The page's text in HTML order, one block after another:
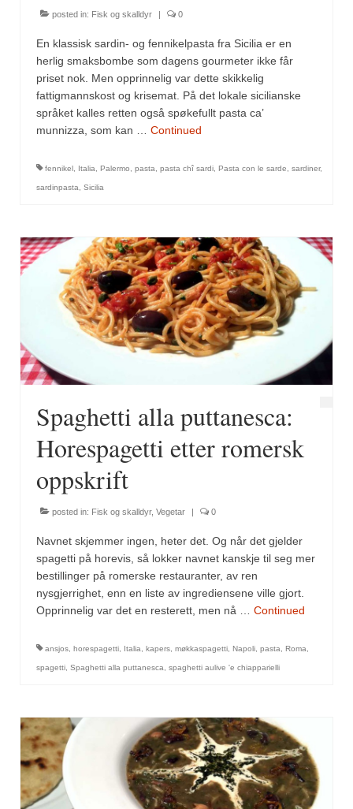
posted in: Fisk og skalldyr | 0
En klassisk sardin- og fennikelpasta fra Sicilia er en
herlig smaksbombe som dagens gourmeter ikke får
priset nok. Men opprinnelig var dette skikkelig
fattigmannskost og krisemat. På det lokale sicilianske
språket kalles retten også spøkefullt pasta ca’
munnizza, som kan … Continued
fennikel Italia Palermo pasta pasta chî sardi Pasta con le sarde sardiner,
sardinpasta Sicilia
Spaghetti alla puttanesca:
Horespagetti etter romersk
oppskrift
posted in: Fisk og skalldyr, Vegetar 0
Navnet skjemmer ingen, heter det. Og når det gjelder
spagetti på horevis, så lokker navnet kanskje til seg mer
bestillinger på romerske restauranter, av ren
nysgjerrighet, enn en liste av ingrediensene ville gjort.
Opprinnelig var det en resterett, men nå … Continued
ansjos, horespagetti, Italia, kapers, møkkaspagetti, Napoli, pasta, Roma,
spagetti, Spaghetti alla puttanesca, spaghetti aulive 'e chiapparielli